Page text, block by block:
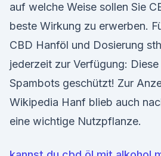
auf welche Weise sollen Sie
beste Wirkung zu erwerben.
CBD Hanföl und Dosierung
jederzeit zur Verfügung:
Spambots geschützt! Zur
Wikipedia Hanf blieb auch
eine wichtige Nutzpflanze.